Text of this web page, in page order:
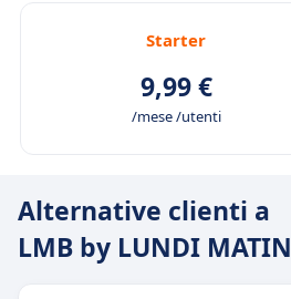
Starter
9,99 €
/mese /utenti
Alternative clienti a
LMB by LUNDI MATIN